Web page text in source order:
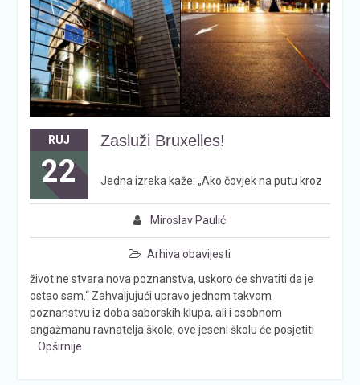
RUJ
22
Zasluži Bruxelles!
Miroslav Paulić
Arhiva obavijesti
Jedna izreka kaže: „Ako čovjek na putu kroz
život ne stvara nova poznanstva, uskoro će shvatiti da je
ostao sam.“ Zahvaljujući upravo jednom takvom
poznanstvu iz doba saborskih klupa, ali i osobnom
angažmanu ravnatelja škole, ove jeseni školu će posjetiti
Opširnije